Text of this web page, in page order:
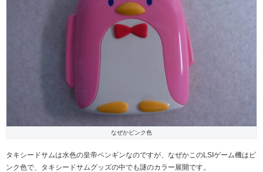
なぜかピンク色
タキシードサムは水色の皇帝ペンギンなのですが、なぜかこのLSIゲーム機はピ
ンク色で、タキシードサムグッズの中でも謎のカラー展開です。